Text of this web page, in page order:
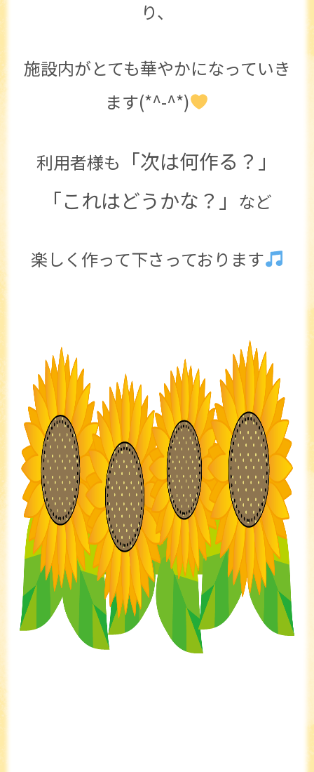
り、
施設内がとても華やかになっていき
ます(*^-^*)
利用者様も 「次は何作る？」
「これはどうかな？」 など
楽しく作って下さっております